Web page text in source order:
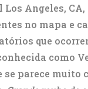
Angeles,
no mapa e
que
como
se parece muito